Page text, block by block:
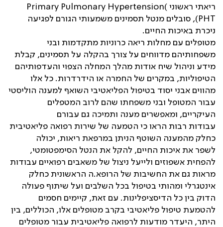
ריאתי ראשוני )Primary Pulmonary Hypertension
(PHT, סובלים מנטל תסמינים משמעותי הגורם לפגיעה
ניכרת באיכות החיים.
מטופלים עם מחלות ריאה כרוניות מתקדמות ובני
משפחותיהם מדווחים על צורך בהקלה על תסמינים, קבלת
מידע וניהול שיח אודות מהלך המחלה הצפוי והעדפותיהם
הטיפוליות, במקרים של החמרה או הידרדרות. כל אלו
מהווים אבני יסוד בטיפול הפליאטיבי השואף למענה הוליסטי
עבור המטופל ובני משפחתו שהם לרוב המטפלים
העיקריים, ומאפשרים מענה ותמיכה גם עבורם
עבודות רבות הראו כי הטמעה של שירות רפואה פליאטיבית
כחלק מהמענה השוטף הניתן במרפאת ריאות, יכולה
לשפר את איכות החיים, להקל את הנטל הסימפטומטי,
להפחית אשפוזים ולייעל ניצול של משאבים רפואיים עבודות
מראות גם את החשיבות של הרופא.ה הראשונית כחלק
אינטגרלי ומהותי בטיפול בכל השלבים ועל שיתוף פעולה
הדוק בין כל הדיסציפלינות. עם זאת, קיימים חסמים
להטמעת טיפול פליאטיבי בקרב מטופלים אלו, הכוללים, בין
היתר, היעדר מודעות לרפואה פליאטיבית עבור מטופלים